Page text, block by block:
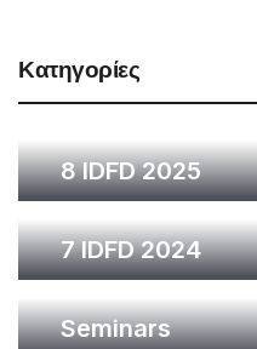
Κατηγορίες
8 IDFD 2025
7 IDFD 2024
Seminars